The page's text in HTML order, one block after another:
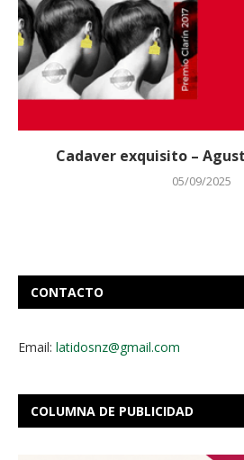
Cadaver exquisito –
05/09/2025
CONTACTO
Email: latidosnz@gmail.com
COLUMNA DE PUBLICIDAD